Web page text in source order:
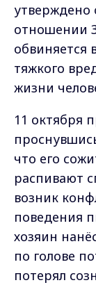
утверждено
отношении
тяжкого
жизни
11 октября
что его
распивают
возник
поведения
хозяин
по голове
потерял